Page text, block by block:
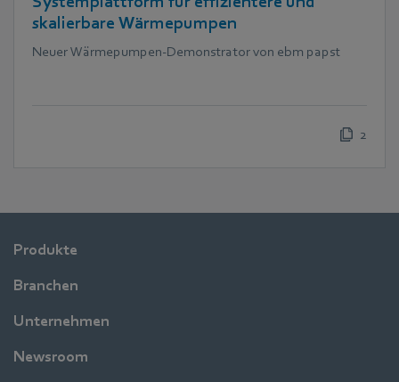
skalierbare Wärmepumpen
Neuer Wärmepumpen-Demonstrator von ebm papst
2
Produkte
Branchen
Unternehmen
Newsroom